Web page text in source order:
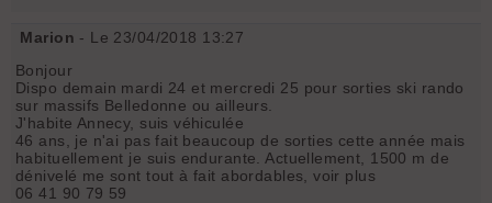
Marion - Le 23/04/2018 13:27
Bonjour
Dispo demain mardi 24 et mercredi 25 pour sorties ski rando
sur massifs Belledonne ou ailleurs.
J'habite Annecy, suis véhiculée
46 ans, je n'ai pas fait beaucoup de sorties cette année mais
habituellement je suis endurante. Actuellement, 1500 m de
dénivelé me sont tout à fait abordables, voir plus
06 41 90 79 59